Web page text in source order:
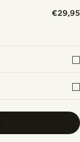
€29,95